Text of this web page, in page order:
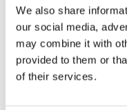
We also share
our social media,
may combine it with
provided to them or
of their services.
Insig AB har erhållit
notering av